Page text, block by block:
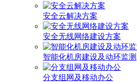
安全云解决方案
安全无线网络建设方案
智能化机房建设及动环监测
分支组网及移动办公